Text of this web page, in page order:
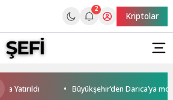
2
Kriptolar
Büyükşehir’den Darıca’ya